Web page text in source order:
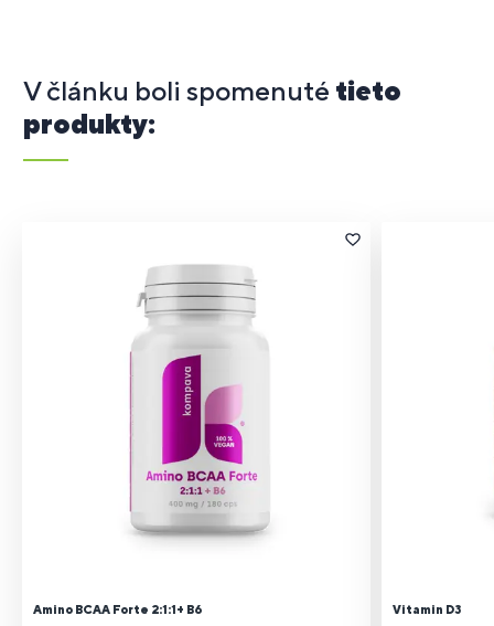
V článku boli spomenuté tieto
produkty:
Amino BCAA Forte 2:1:1+ B6
Vitamin D3